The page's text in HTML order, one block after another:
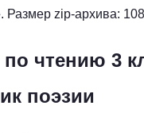
. Размер zip-архива:
по чтению 3
поэзии